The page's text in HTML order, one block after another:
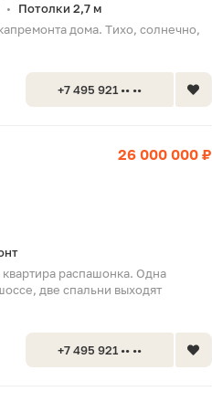
•
Потолки 2,7 м
дома. Тихо, солнечно,
+7 495 921 •• ••
26 000 000 ₽
распашонка. Одна
две спальни выходят
+7 495 921 •• ••